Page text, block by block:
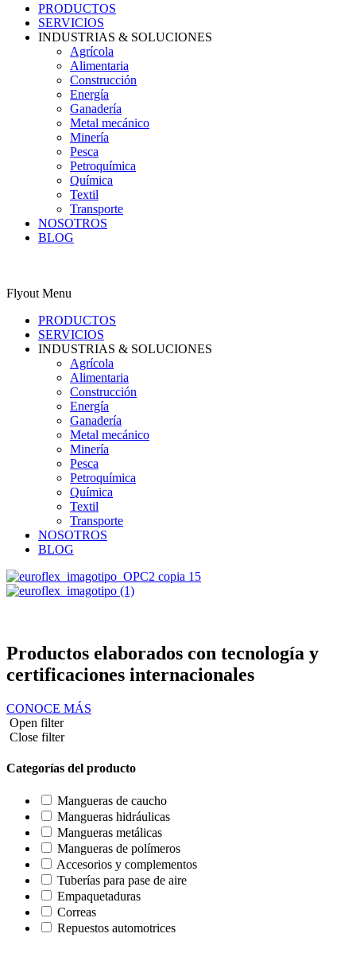
PRODUCTOS
SERVICIOS
INDUSTRIAS & SOLUCIONES
Agrícola
Alimentaria
Construcción
Energía
Ganadería
Metal mecánico
Minería
Pesca
Petroquímica
Química
Textil
Transporte
NOSOTROS
BLOG
Flyout Menu
PRODUCTOS
SERVICIOS
INDUSTRIAS & SOLUCIONES
Agrícola
Alimentaria
Construcción
Energía
Ganadería
Metal mecánico
Minería
Pesca
Petroquímica
Química
Textil
Transporte
NOSOTROS
BLOG
Productos elaborados con tecnología y
certificaciones internacionales
CONOCE MÁS
Open filter
Close filter
Categorías del producto
Mangueras de caucho
Mangueras hidráulicas
Mangueras metálicas
Mangueras de polímeros
Accesorios y complementos
Tuberías para pase de aire
Empaquetaduras
Correas
Repuestos automotrices